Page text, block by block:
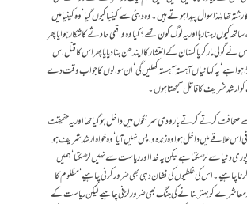
تھالہٰذا سوال پیدا ہوتے ہیں۔وہ دبئی سے کینیا کیوں گیا‘ وہ کینیا میں
کیوں رہتا رہا اور یہ لوگ کون تھے؟کیا وہ واقعی حادثے کا شکار ہوا یا پھر
گولی مار کر پاکستان کے انتشار کا ایندھن بنا دیا یا پھر اس کا قتل اس
ہے‘ یہ کہانیاں آہستہ آہستہ کھلیں گی‘ ان سوالوں کا جواب وقت دے
ارشد شریف کا قاتل سمجھتا ہوں۔
کرتے کرتے بارودی سرنگوں میں داخل ہو گیا تھا اور یہ حقیقت
علاقے میں داخل ہوا وہ زندہ واپس نہیں آیا‘ وہ خواہ ارشد شریف ہو
دنیا سے لڑ سکتا ہے لیکن یہ خدا اور ریاست سے نہیں لڑ سکتا‘ہمیں
چاہیے۔اس کی غلطیوں کی نشان دہی بھی ضرور کرنی چاہیے‘ مظلوم کا
معاشرے کو بہتر بنانے کی جنگ بھی ضرور لڑنی چاہیے لیکن ریاست کے